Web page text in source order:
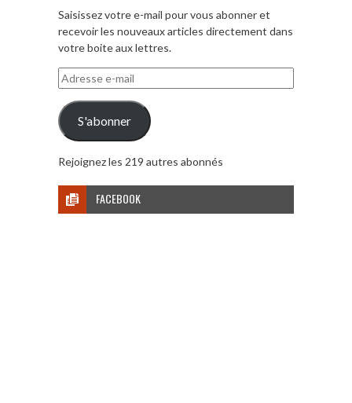
Saisissez votre e-mail pour vous abonner et
recevoir les nouveaux articles directement dans
votre boite aux lettres.
Adresse
e-
mail
S'abonner
Rejoignez les 219 autres abonnés
FACEBOOK